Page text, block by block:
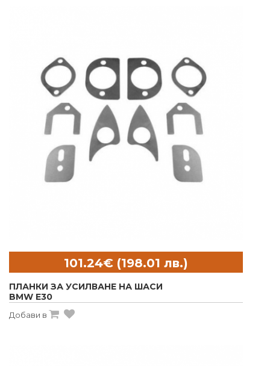
ПЛАНКИ ЗА УСИЛВАНЕ НА ШАСИ
BMW E30
Добави в